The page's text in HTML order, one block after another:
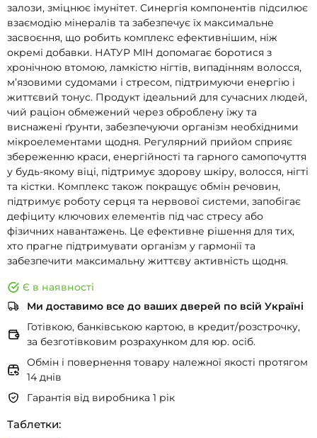
залози, зміцнює імунітет. Синергія компонентів підсилює
взаємодію мінералів та забезпечує їх максимальне
засвоєння, що робить комплекс ефективнішим, ніж
окремі добавки. НАТУР МІН допомагає боротися з
хронічною втомою, ламкістю нігтів, випадінням волосся,
м’язовими судомами і стресом, підтримуючи енергію і
життєвий тонус. Продукт ідеальний для сучасних людей,
чий раціон обмежений через оброблену їжу та
виснажені ґрунти, забезпечуючи організм необхідними
мікроелементами щодня. Регулярний прийом сприяє
збереженню краси, енергійності та гарного самопочуття
у будь-якому віці, підтримує здорову шкіру, волосся, нігті
та кістки. Комплекс також покращує обмін речовин,
підтримує роботу серця та нервової системи, запобігає
дефіциту ключових елементів під час стресу або
фізичних навантажень. Це ефективне рішення для тих,
хто прагне підтримувати організм у гармонії та
забезпечити максимальну життєву активність щодня.
Є в наявності
Ми доставимо все до ваших дверей по всій Україні
Готівкою, банківською картою, в кредит/розстрочку,
за безготівковим розрахунком для юр. осіб.
Обмін і повернення товару належної якості протягом
14 днів
Гарантія від виробника 1 рік
Таблетки: